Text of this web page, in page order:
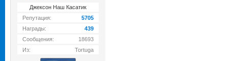
Джексон Наш Касатик
Репутация:
5705
Награды:
439
Сообщения:
18693
Из:
Tortuga